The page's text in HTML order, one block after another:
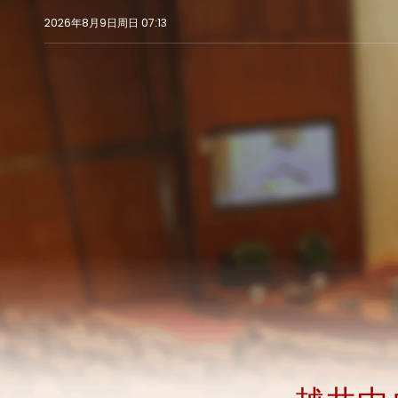
2026年8月9日周日 07:13